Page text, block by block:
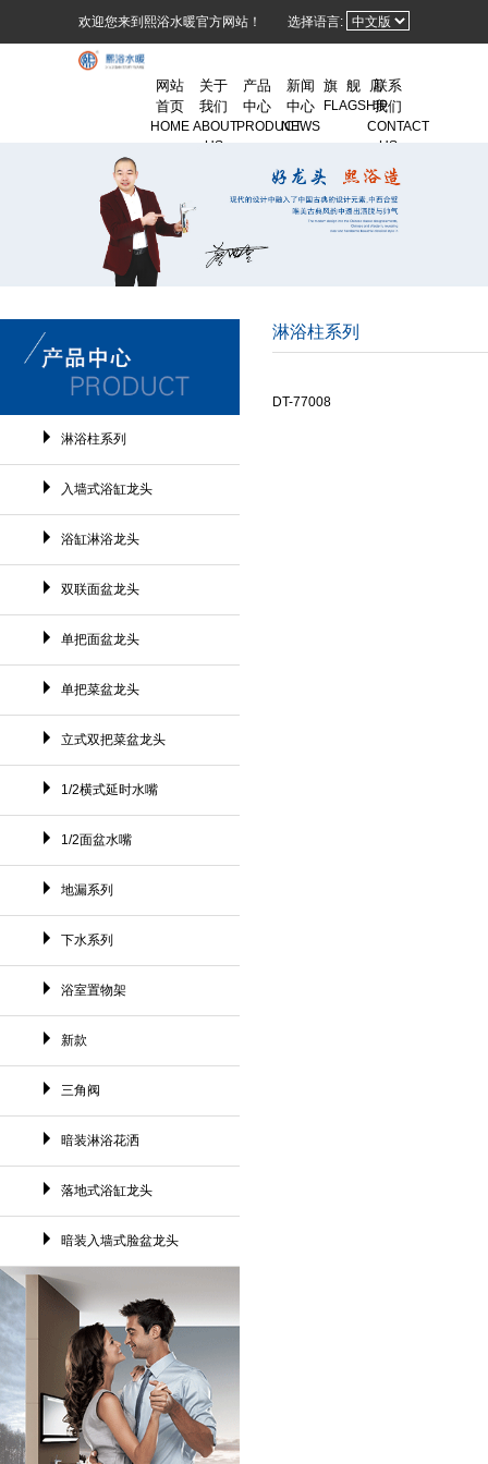
欢迎您来到熙浴水暖官方网站！ 选择语言:
网站
首页
HOME
关于
我们
ABOUT
US
产品
中心
PRODUCT
新闻
中心
NEWS
旗 舰 店
FLAGSHIP
联系
我们
CONTACT
US
淋浴柱系列
入墙式浴缸龙头
浴缸淋浴龙头
双联面盆龙头
单把面盆龙头
单把菜盆龙头
立式双把菜盆龙头
1/2横式延时水嘴
1/2面盆水嘴
地漏系列
下水系列
浴室置物架
新款
三角阀
暗装淋浴花洒
落地式浴缸龙头
暗装入墙式脸盆龙头
淋浴柱系列
DT-77008